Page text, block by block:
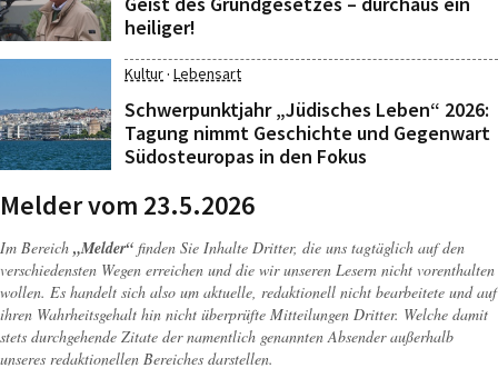
heiliger!
Kultur· Lebensart
Schwerpunktjahr „Jüdisches Leben“ 2026:
Tagung nimmt Geschichte und Gegenwart
Südosteuropas in den Fokus
Melder vom 23.5.2026
Im Bereich „Melder“ finden Sie Inhalte Dritter, die uns tagtäglich auf den
verschiedensten Wegen erreichen und die wir unseren Lesern nicht vorenthalten
wollen. Es handelt sich also um aktuelle, redaktionell nicht bearbeitete und auf
ihren Wahrheitsgehalt hin nicht überprüfte Mitteilungen Dritter. Welche damit
stets durchgehende Zitate der namentlich genannten Absender außerhalb
unseres redaktionellen Bereiches darstellen.